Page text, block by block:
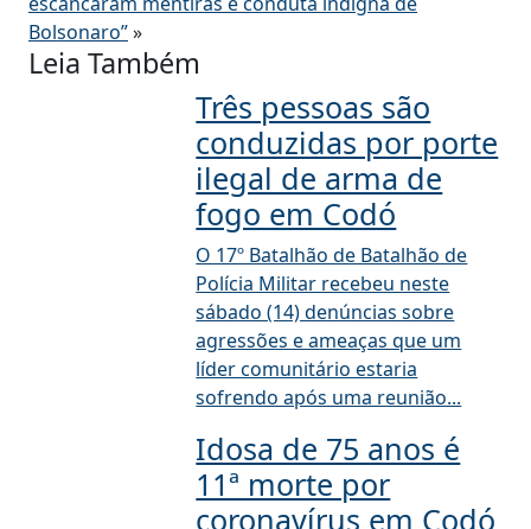
Bolsonaro”»
Leia Também
Três pessoas são
conduzidas por porte
ilegal de arma de
fogo em Codó
O 17º Batalhão de Batalhão de
Polícia Militar recebeu neste
sábado (14) denúncias sobre
agressões e ameaças que um
líder comunitário estaria
sofrendo após uma reunião...
Idosa de 75 anos é
11ª morte por
coronavírus em Codó